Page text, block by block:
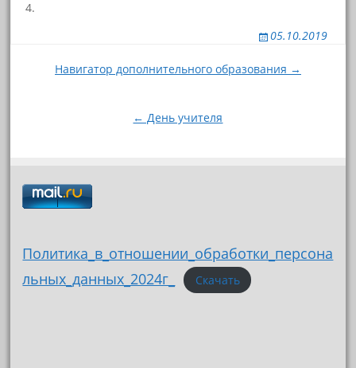
05.10.2019
Навигация
Навигатор дополнительного образования →
← День учителя
Политика_в_отношении_обработки_персона
льных_данных_2024г_
Скачать